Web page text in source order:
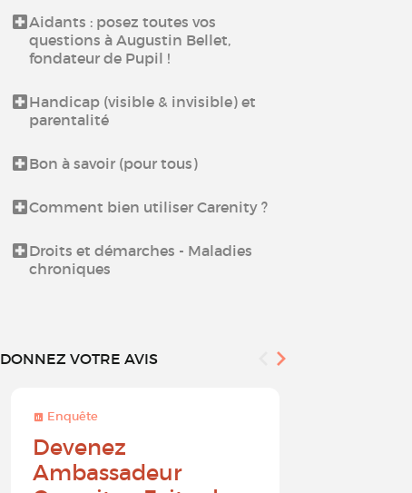
Aidants : posez toutes vos
questions à Augustin Bellet,
fondateur de Pupil !
Handicap (visible & invisible) et
parentalité
Bon à savoir (pour tous)
Comment bien utiliser Carenity ?
Droits et démarches - Maladies
chroniques
DONNEZ VOTRE AVIS
Enquête
Devenez
Ambassadeur